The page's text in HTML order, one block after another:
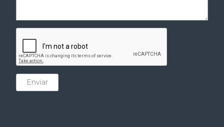
Enviar